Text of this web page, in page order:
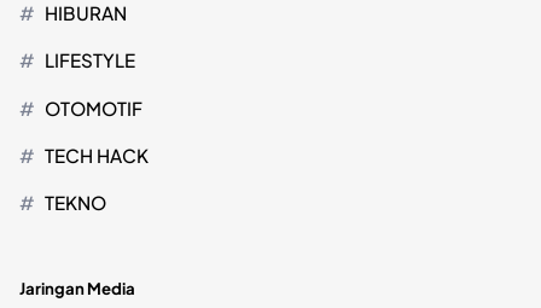
HIBURAN
LIFESTYLE
OTOMOTIF
TECH HACK
TEKNO
Jaringan Media